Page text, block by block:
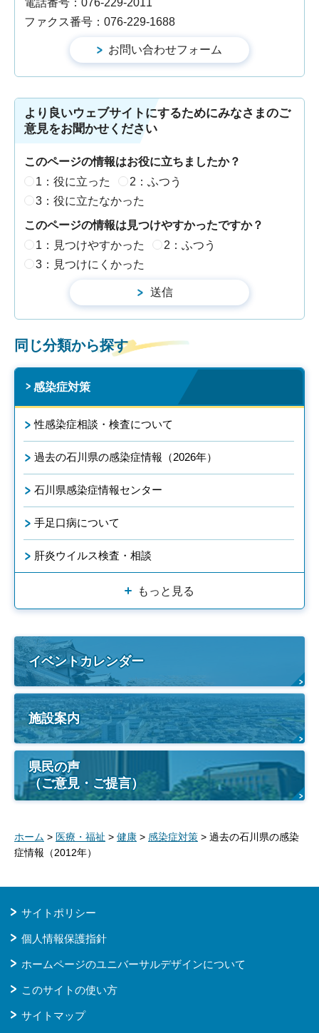
ファクス番号：076-229-1688
より良いウェブサイトにするためにみなさまのご
意見をお聞かせください
このページの情報はお役に立ちましたか？
1：役に立った
2：ふつう
3：役に立たなかった
このページの情報は見つけやすかったですか？
1：見つけやすかった
2：ふつう
3：見つけにくかった
同じ分類から探す
感染症対策
性感染症相談・検査について
過去の石川県の感染症情報（2026年）
石川県感染症情報センター
手足口病について
肝炎ウイルス検査・相談
もっと見る
イベントカレンダー
施設案内
県民の声
（ご意見・ご提言）
ホーム > 医療・福祉 > 健康 > 感染症対策 > 過去の石川県の感染
症情報（2012年）
サイトポリシー
個人情報保護指針
ホームページのユニバーサルデザインについて
このサイトの使い方
サイトマップ